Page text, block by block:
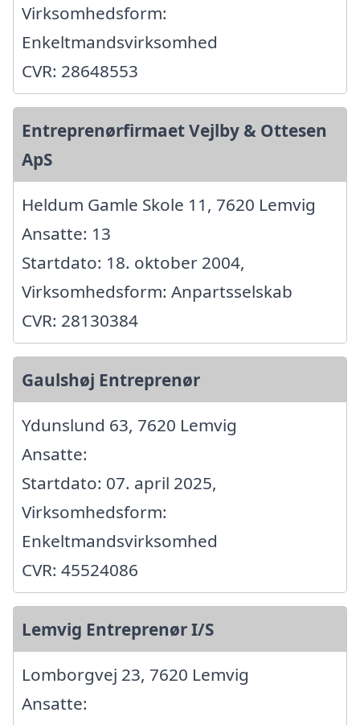
Virksomhedsform:
Enkeltmandsvirksomhed
CVR: 28648553
Entreprenørfirmaet Vejlby & Ottesen
ApS
Heldum Gamle Skole 11, 7620 Lemvig
Ansatte: 13
Startdato: 18. oktober 2004,
Virksomhedsform: Anpartsselskab
CVR: 28130384
Gaulshøj Entreprenør
Ydunslund 63, 7620 Lemvig
Ansatte:
Startdato: 07. april 2025,
Virksomhedsform:
Enkeltmandsvirksomhed
CVR: 45524086
Lemvig Entreprenør I/S
Lomborgvej 23, 7620 Lemvig
Ansatte: